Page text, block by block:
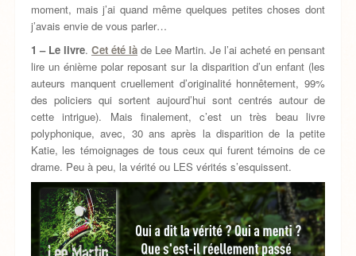
moment, mais j’ai quand même quelques petites choses dont
j’avais envie de vous parler…
1 – Le livre. Cet été là de Lee Martin. Je l’ai acheté en pensant
lire un énième polar reposant sur la disparition d’un enfant (les
auteurs manquent cruellement d’originalité honnêtement, 99%
des policiers qui sortent aujourd’hui sont centrés autour de
cette intrigue). Mais finalement, c’est un très beau livre
polyphonique, avec, 30 ans après la disparition de la petite
Katie, les témoignages de tous ceux qui furent témoins de ce
drame. Peu à peu, la vérité ou LES vérités s’esquissent.